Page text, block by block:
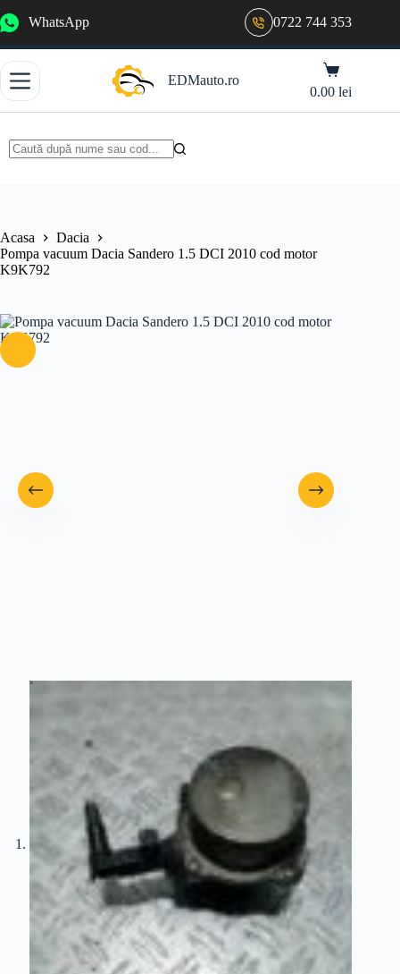
la
WhatsApp 0722 744 353
EDMauto.ro
Coș
de
cumpărături
0.00lei
Acasa
Dacia
Pompa vacuum Dacia Sandero 1.5 DCI 2010 cod motor
K9K792